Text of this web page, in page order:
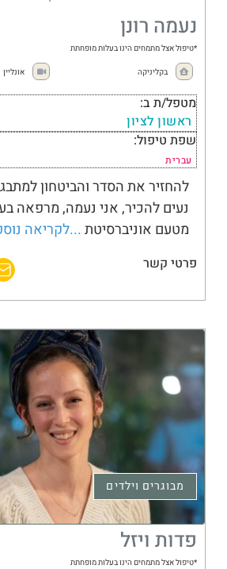
נעמה רונן
*טיפול אצל מתמחים הינו בעלות מופחתת
בקליניקה אונליין
מטפל/ת ב:
ראשון לציון
שפת טיפול:
עברית
להחזיר את הסדר והביטחון
נעים להכיר, אני נעמה, מרפאה
מטעם אוניברסיטת...לקריאה
פרטי קשר
מבוגרים וילדים
פדות ויזל
*טיפול אצל מתמחים הינו בעלות מופחתת